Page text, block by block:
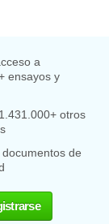
a
ensayos y
otros
de